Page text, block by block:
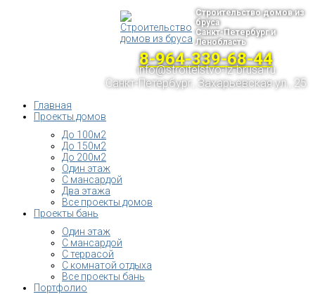
Строительство домов из
бруса
Санкт-Петербург и
Ленобласть
8-964-339-68-44
info@stroitelstvo-iz-brusa.ru
Санкт-Петербург, Захарьевская ул., 25
Главная
Проекты домов
До 100м2
До 150м2
До 200м2
Один этаж
С мансардой
Два этажа
Все проекты домов
Проекты бань
Один этаж
С мансардой
С террасой
С комнатой отдыха
Все проекты бань
Портфолио